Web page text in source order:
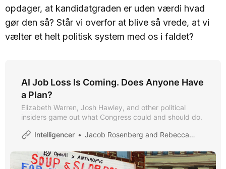
opdager, at kandidatgraden er uden værdi hvad
gør den så? Står vi overfor at blive så vrede, at vi
vælter et helt politisk system med os i faldet?
AI Job Loss Is Coming. Does Anyone Have
a Plan?
Elizabeth Warren, Josh Hawley, and other political
insiders game out what Congress could and should do.
Intelligencer Jacob Rosenberg and Rebecca Traister and Simon van Zuylen-Wood